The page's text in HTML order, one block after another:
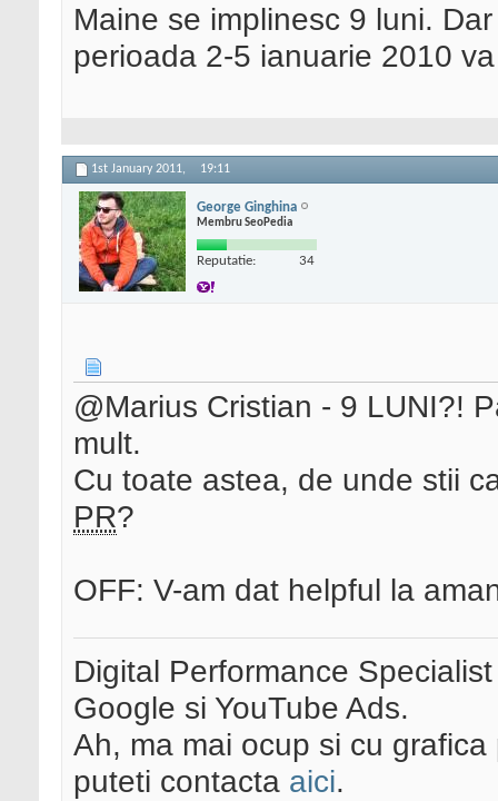
Maine se implinesc 9 luni.
perioada 2-5 ianuarie 2010
1st January 2011, 19:11
George Ginghina
Membru SeoPedia
Reputatie: 34
@Marius Cristian - 9 LUNI?!
mult.
Cu toate astea, de unde stii
PR?
OFF: V-am dat helpful la
Digital Performance
Google si YouTube Ads.
Ah, ma mai ocup si cu
puteti contacta aici.